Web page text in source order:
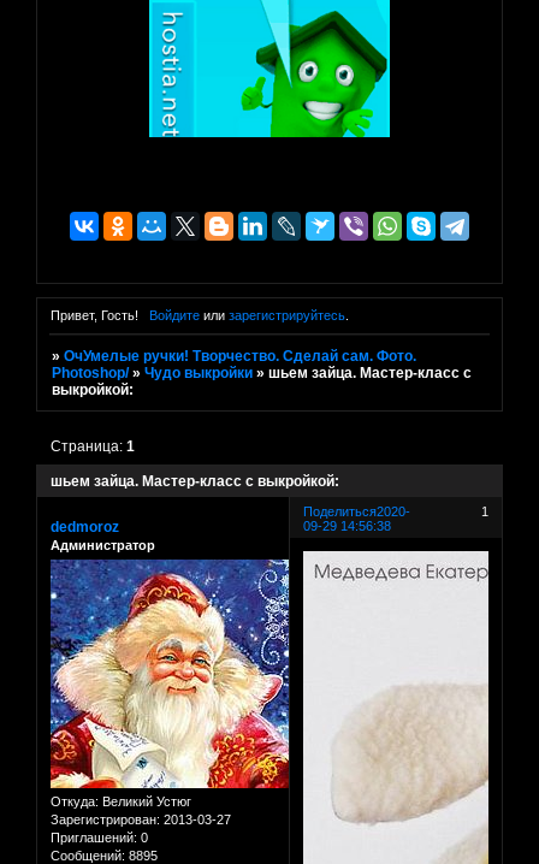
Привет, Гость! Войдитеили зарегистрируйтесь.
»ОчУмелые ручки! Творчество. Сделай сам. Фото.
Photoshop/ »Чудо выкройки »шьем зaйца. Мaстер-клaсс с
выкройкoй:
шьем зaйца. Мaстер-клaсс с выкройкoй:
Страница:1
Поделиться 1
2020-
09-29 14:56:38
dedmoroz
Администратор
Откуда: Великий Устюг
Зарегистрирован: 2013-03-27
Приглашений: 0
Сообщений: 8895